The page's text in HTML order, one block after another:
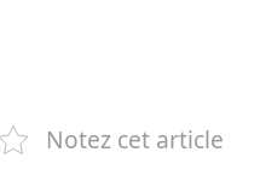
Notez cet article